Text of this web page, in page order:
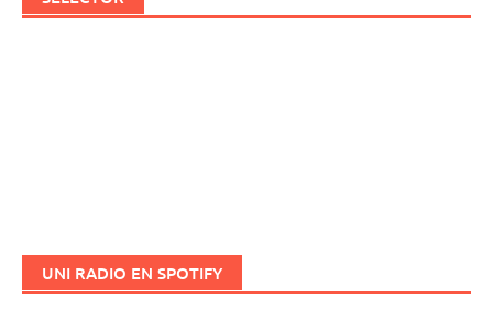
UNI RADIO EN SPOTIFY